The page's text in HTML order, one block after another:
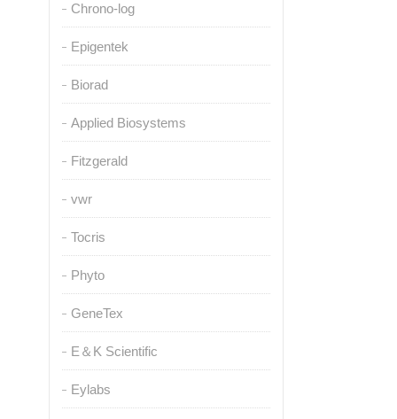
Chrono-log
Epigentek
Biorad
Applied Biosystems
Fitzgerald
vwr
Tocris
Phyto
GeneTex
E＆K Scientific
Eylabs